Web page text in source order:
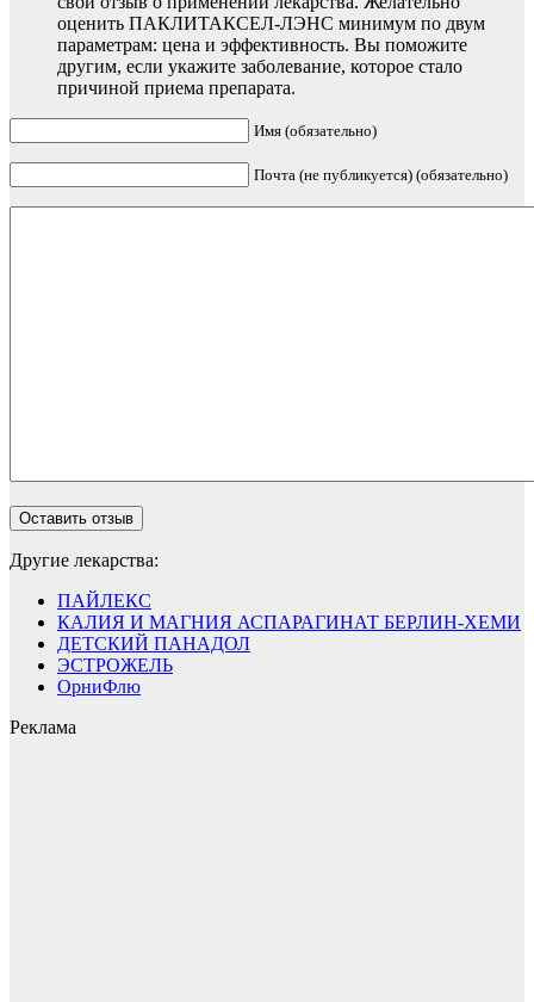
оценить ПАКЛИТАКСЕЛ-ЛЭНС минимум по двум
параметрам: цена и эффективность. Вы поможите
другим, если укажите заболевание, которое стало
причиной приема препарата.
Имя (обязательно)
Почта (не публикуется) (обязательно)
Другие лекарства:
ПАЙЛЕКС
КАЛИЯ И МАГНИЯ АСПАРАГИНАТ БЕРЛИН-ХЕМИ
ДЕТСКИЙ ПАНАДОЛ
ЭСТРОЖЕЛЬ
ОрниФлю
Реклама